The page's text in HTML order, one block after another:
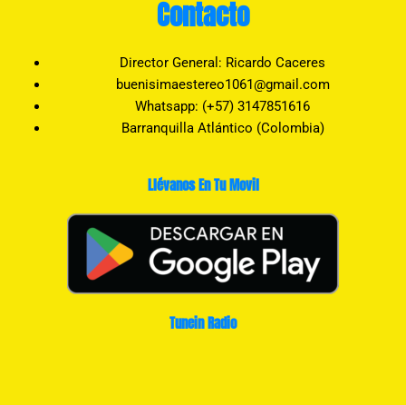
Contacto
Director General: Ricardo Caceres
buenisimaestereo1061@gmail.com
Whatsapp: (+57) 3147851616
Barranquilla Atlántico (Colombia)
Llévanos En Tu Movil
Tunein Radio